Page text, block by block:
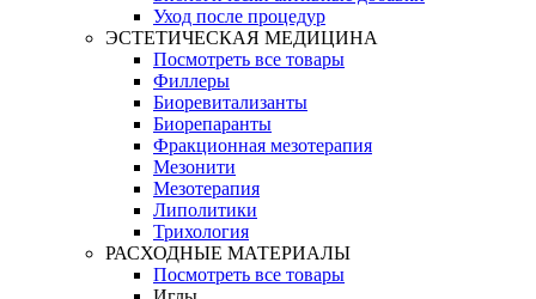
Уход после процедур
ЭСТЕТИЧЕСКАЯ МЕДИЦИНА
Посмотреть все товары
Филлеры
Биоревитализанты
Биорепаранты
Фракционная мезотерапия
Мезонити
Мезотерапия
Липолитики
Трихология
РАСХОДНЫЕ МАТЕРИАЛЫ
Посмотреть все товары